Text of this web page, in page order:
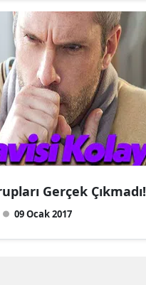
Gerçek Çıkmadı!
09 Ocak 2017